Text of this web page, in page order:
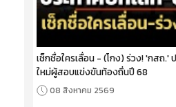
เช็กชื่อใครเลื่อน - (โกง) ร่วง! 'กสถ
ใหม่ผู้สอบแข่งขันท้องถิ่นปี 68
08 สิงหาคม 2569